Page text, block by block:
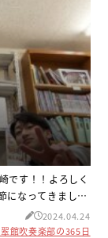
です！！よろしく
になってきました
からも気をつけて
下さいね！！ さて
2024.04.24
館吹奏楽部の365日